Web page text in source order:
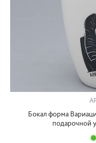
Бокал форма
подарочной